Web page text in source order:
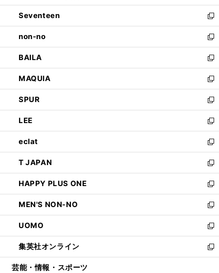
開
く
ウ
で
開
く
ン
ド
ウ
で
開
く
Seventeen
新
し
い
ウ
ィ
ン
ド
ウ
で
開
く
non-no
新
し
い
ウ
ィ
ン
ド
ウ
で
開
く
BAILA
新
し
い
ウ
ィ
ン
ド
ウ
で
開
く
MAQUIA
新
し
い
ウ
ィ
ン
ド
ウ
で
開
く
SPUR
新
し
い
ウ
ィ
ン
ド
ウ
で
開
く
LEE
新
し
い
ウ
ィ
ン
ド
ウ
で
開
く
eclat
新
し
い
ウ
ィ
ン
ド
ウ
で
開
く
T JAPAN
新
し
い
ウ
ィ
ン
ド
ウ
で
開
HAPPY PLUS ONE
新
し
い
ウ
ィ
ン
ド
ウ
MEN'S NON-NO
新
し
い
ウ
ィ
ン
UOMO
新
し
い
ウ
集英社オンライン
新
し
芸能・情報・スポーツ